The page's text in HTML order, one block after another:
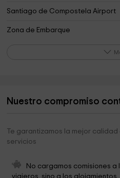
Santiago de Compostela Airport
Zona de Embarque
Arroyo de Lavacolla
Aero Santiago
Igrexa de San Cristobo de Enfesta
Nuestro compromiso
Te garantizamos la mejor
servicios
No cargamos comisiones a
viajeros, sino a los alojamientos.